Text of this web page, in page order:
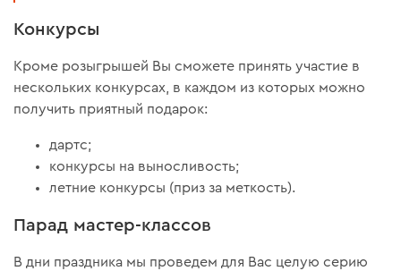
Конкурсы
Кроме розыгрышей Вы сможете принять участие в
нескольких конкурсах, в каждом из которых можно
получить приятный подарок:
дартс;
конкурсы на выносливость;
летние конкурсы (приз за меткость).
Парад мастер-классов
В дни праздника мы проведем для Вас целую серию